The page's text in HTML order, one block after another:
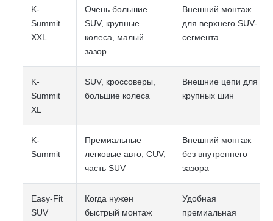
K-
Summit
XXL
Очень большие
SUV, крупные
колеса, малый
зазор
Внешний монтаж
для верхнего SUV-
сегмента
K-
Summit
XL
SUV, кроссоверы,
большие колеса
Внешние цепи для
крупных шин
K-
Summit
Премиальные
легковые авто, CUV,
часть SUV
Внешний монтаж
без внутреннего
зазора
Easy-Fit
SUV
Когда нужен
быстрый монтаж
Удобная
премиальная